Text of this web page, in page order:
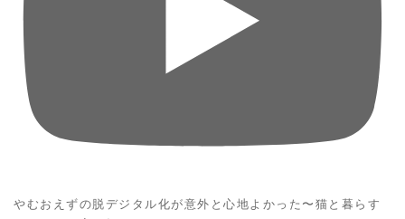
やむおえずの脱デジタル化が意外と心地よかった〜猫と暮らす